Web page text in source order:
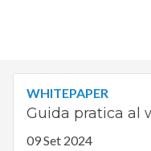
WHITEPAPER
Guida pratica al
09 Set 2024